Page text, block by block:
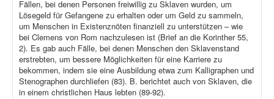
Fällen, bei denen Personen freiwillig zu Sklaven wurden, um
Lösegeld für Gefangene zu erhalten oder um Geld zu sammeln,
um Menschen in Existenznöten finanziell zu unterstützen – wie
bei Clemens von Rom nachzulesen ist (Brief an die Korinther 55,
2). Es gab auch Fälle, bei denen Menschen den Sklavenstand
erstrebten, um bessere Möglichkeiten für eine Karriere zu
bekommen, indem sie eine Ausbildung etwa zum Kalligraphen und
Stenographen durchliefen (83). B. berichtet auch von Sklaven, die
in einem christlichen Haus lebten (89-92).